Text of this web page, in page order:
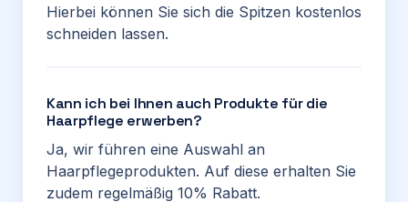
Hierbei können Sie sich die Spitzen kostenlos
schneiden lassen.
Kann ich bei Ihnen auch Produkte für die
Haarpflege erwerben?
Ja, wir führen eine Auswahl an
Haarpflegeprodukten. Auf diese erhalten Sie
zudem regelmäßig 10% Rabatt.